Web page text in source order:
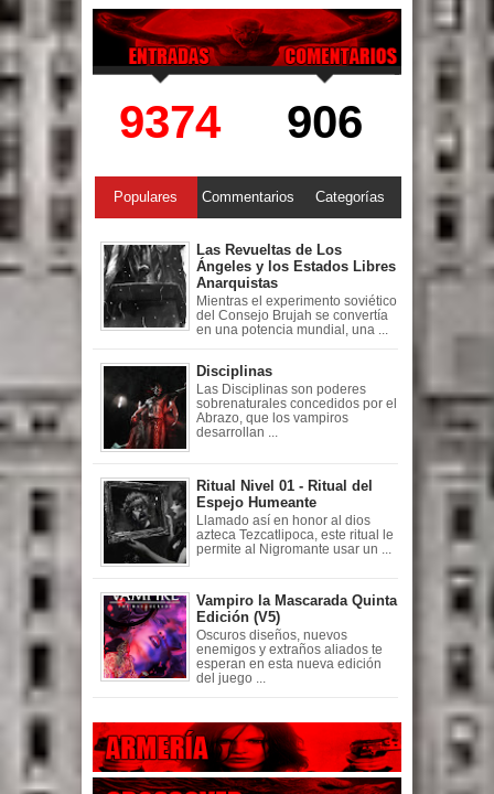
9374 906
Populares Commentarios Categorías
Las Revueltas de Los
Ángeles y los Estados Libres
Anarquistas
Mientras el experimento soviético
del Consejo Brujah se convertía
en una potencia mundial, una ...
Disciplinas
Las Disciplinas son poderes
sobrenaturales concedidos por el
Abrazo, que los vampiros
desarrollan ...
Ritual Nivel 01 - Ritual del
Espejo Humeante
Llamado así en honor al dios
azteca Tezcatlipoca, este ritual le
permite al Nigromante usar un ...
Vampiro la Mascarada Quinta
Edición (V5)
Oscuros diseños, nuevos
enemigos y extraños aliados te
esperan en esta nueva edición
del juego ...